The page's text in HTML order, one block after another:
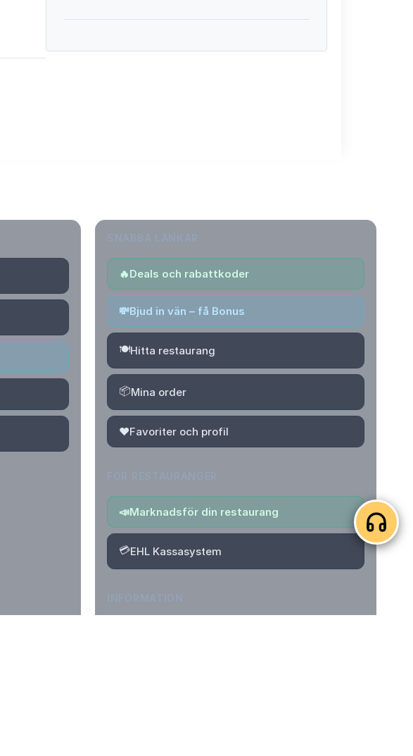
🔥Deals och rabattkoder
💸Bjud in vän – få Bonus
🍽️Hitta restaurang
📦Mina order
❤️Favoriter och profil
📣Marknadsför din restaurang
💳EHL Kassasystem